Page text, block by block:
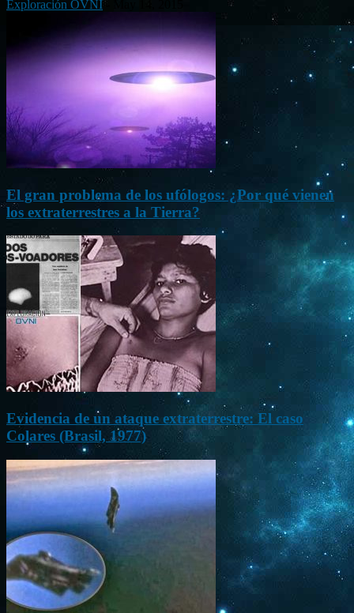
Exploración OVNI
El gran problema de los ufólogos: ¿Por qué vienen
los extraterrestres a la Tierra?
Evidencia de un ataque extraterrestre: El caso
Colares (Brasil, 1977)